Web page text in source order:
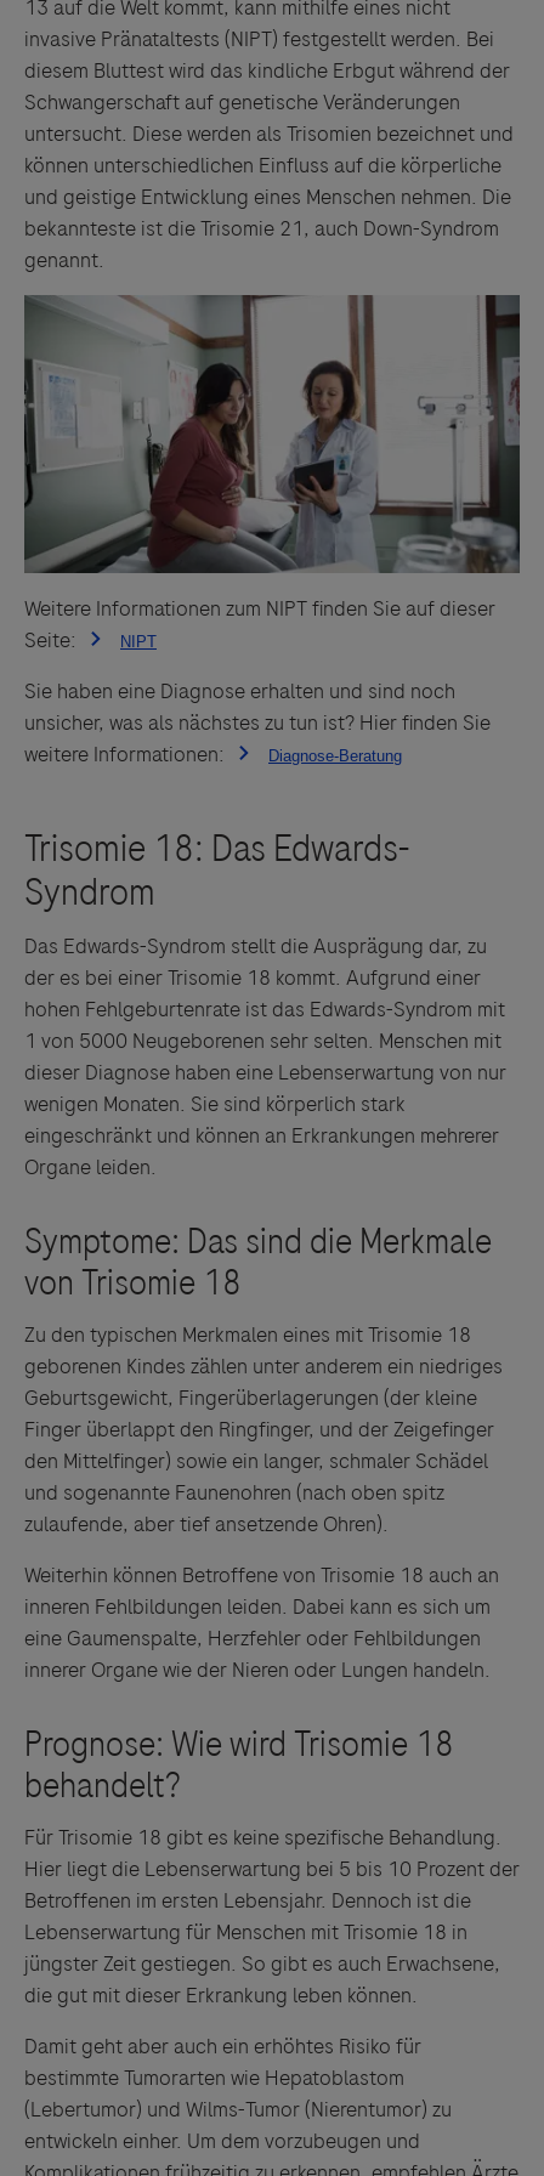
13 auf die Welt kommt, kann mithilfe eines nicht
invasive Pränataltests (NIPT) festgestellt werden. Bei
diesem Bluttest wird das kindliche Erbgut während der
Schwangerschaft auf genetische Veränderungen
untersucht. Diese werden als Trisomien bezeichnet und
können unterschiedlichen Einfluss auf die körperliche
und geistige Entwicklung eines Menschen nehmen. Die
bekannteste ist die Trisomie 21, auch Down-Syndrom
genannt.
Weitere Informationen zum NIPT finden Sie auf dieser
Seite:
Sie haben eine Diagnose erhalten und sind noch
unsicher, was als nächstes zu tun ist? Hier finden Sie
weitere Informationen:
Das Edwards-Syndrom stellt die Ausprägung dar, zu
der es bei einer Trisomie 18 kommt. Aufgrund einer
hohen Fehlgeburtenrate ist das Edwards-Syndrom mit
1 von 5000 Neugeborenen sehr selten. Menschen mit
dieser Diagnose haben eine Lebenserwartung von nur
wenigen Monaten. Sie sind körperlich stark
eingeschränkt und können an Erkrankungen mehrerer
Organe leiden.
Zu den typischen Merkmalen eines mit Trisomie 18
geborenen Kindes zählen unter anderem ein niedriges
Geburtsgewicht, Fingerüberlagerungen (der kleine
Finger überlappt den Ringfinger, und der Zeigefinger
den Mittelfinger) sowie ein langer, schmaler Schädel
und sogenannte Faunenohren (nach oben spitz
zulaufende, aber tief ansetzende Ohren).
Weiterhin können Betroffene von Trisomie 18 auch an
inneren Fehlbildungen leiden. Dabei kann es sich um
eine Gaumenspalte, Herzfehler oder Fehlbildungen
innerer Organe wie der Nieren oder Lungen handeln.
Für Trisomie 18 gibt es keine spezifische Behandlung.
Hier liegt die Lebenserwartung bei 5 bis 10 Prozent der
Betroffenen im ersten Lebensjahr. Dennoch ist die
Lebenserwartung für Menschen mit Trisomie 18 in
jüngster Zeit gestiegen. So gibt es auch Erwachsene,
die gut mit dieser Erkrankung leben können.
Damit geht aber auch ein erhöhtes Risiko für
bestimmte Tumorarten wie Hepatoblastom
(Lebertumor) und Wilms-Tumor (Nierentumor) zu
entwickeln einher. Um dem vorzubeugen und